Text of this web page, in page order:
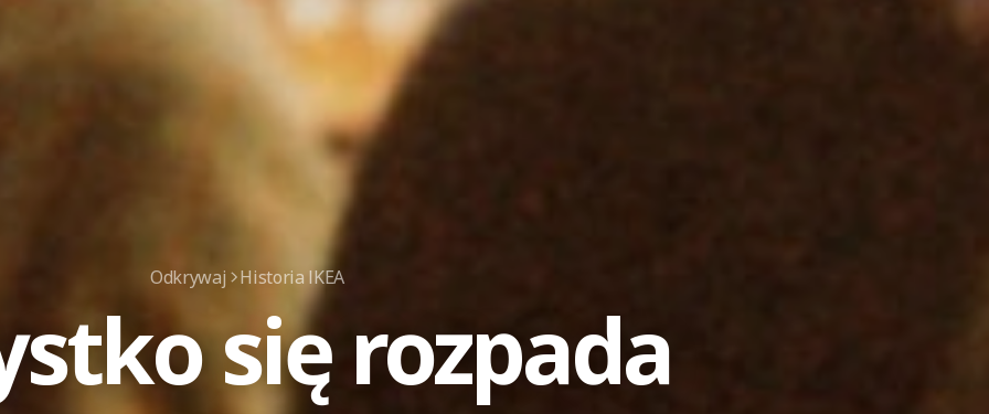
Odkrywaj Historia IKEA
się rozpada